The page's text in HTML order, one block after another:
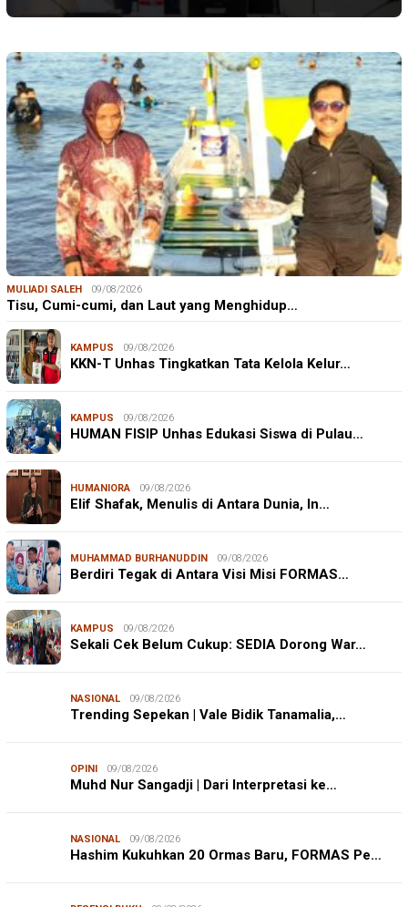
MULIADI SALEH 09/08/2026
Tisu, Cumi-cumi, dan Laut yang Menghidup…
KAMPUS 09/08/2026
KKN-T Unhas Tingkatkan Tata Kelola Kelur…
KAMPUS 09/08/2026
HUMAN FISIP Unhas Edukasi Siswa di Pulau…
HUMANIORA 09/08/2026
Elif Shafak, Menulis di Antara Dunia, In…
MUHAMMAD BURHANUDDIN 09/08/2026
Berdiri Tegak di Antara Visi Misi FORMAS…
KAMPUS 09/08/2026
Sekali Cek Belum Cukup: SEDIA Dorong War…
NASIONAL 09/08/2026
Trending Sepekan | Vale Bidik Tanamalia,…
OPINI 09/08/2026
Muhd Nur Sangadji | Dari Interpretasi ke…
NASIONAL 09/08/2026
Hashim Kukuhkan 20 Ormas Baru, FORMAS Pe…